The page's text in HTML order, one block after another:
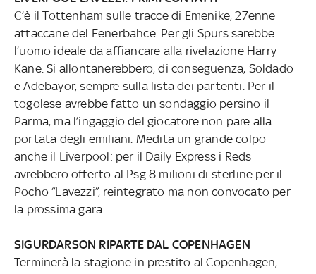
C’è il Tottenham sulle tracce di Emenike, 27enne
attaccane del Fenerbahce. Per gli Spurs sarebbe
l’uomo ideale da affiancare alla rivelazione Harry
Kane. Si allontanerebbero, di conseguenza, Soldado
e Adebayor, sempre sulla lista dei partenti. Per il
togolese avrebbe fatto un sondaggio persino il
Parma, ma l’ingaggio del giocatore non pare alla
portata degli emiliani. Medita un grande colpo
anche il Liverpool: per il Daily Express i Reds
avrebbero offerto al Psg 8 milioni di sterline per il
Pocho “Lavezzi”, reintegrato ma non convocato per
la prossima gara.
SIGURDARSON RIPARTE DAL COPENHAGEN
Terminerà la stagione in prestito al Copenhagen,